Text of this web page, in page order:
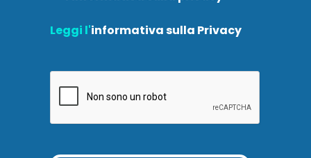
Leggi l'informativa sulla Privacy